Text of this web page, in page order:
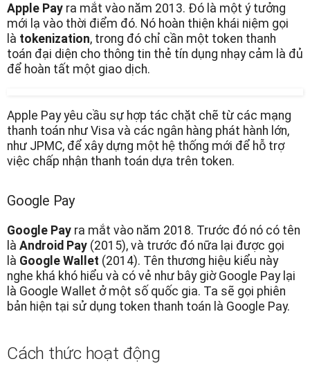
Apple Pay ra mắt vào năm 2013. Đó là một ý tưởng
mới lạ vào thời điểm đó. Nó hoàn thiện khái niệm gọi
là tokenization, trong đó chỉ cần một token thanh
toán đại diện cho thông tin thẻ tín dụng nhạy cảm là đủ
để hoàn tất một giao dịch.
Apple Pay yêu cầu sự hợp tác chặt chẽ từ các mạng
thanh toán như Visa và các ngân hàng phát hành lớn,
như JPMC, để xây dựng một hệ thống mới để hỗ trợ
việc chấp nhận thanh toán dựa trên token.
Google Pay
Google Pay ra mắt vào năm 2018. Trước đó nó có tên
là Android Pay (2015), và trước đó nữa lại được gọi
là Google Wallet (2014). Tên thương hiệu kiểu này
nghe khá khó hiểu và có vẻ như bây giờ Google Pay lại
là Google Wallet ở một số quốc gia. Ta sẽ gọi phiên
bản hiện tại sử dụng token thanh toán là Google Pay.
Cách thức hoạt động